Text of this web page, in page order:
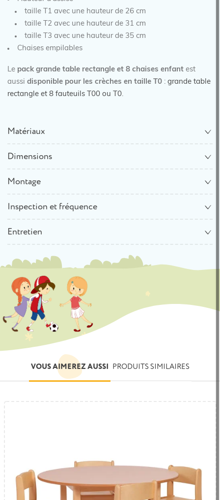
taille T1 avec une hauteur de 26 cm
taille T2 avec une hauteur de 31 cm
taille T3 avec une hauteur de 35 cm
Chaises empilables
Le pack grande table rectangle et 8 chaises enfant est
aussi disponible pour les crèches en taille T0 : grande table
rectangle et 8 fauteuils T00 ou T0.
Matériaux
Dimensions
Montage
Inspection et fréquence
Entretien
VOUS AIMEREZ AUSSI PRODUITS SIMILAIRES